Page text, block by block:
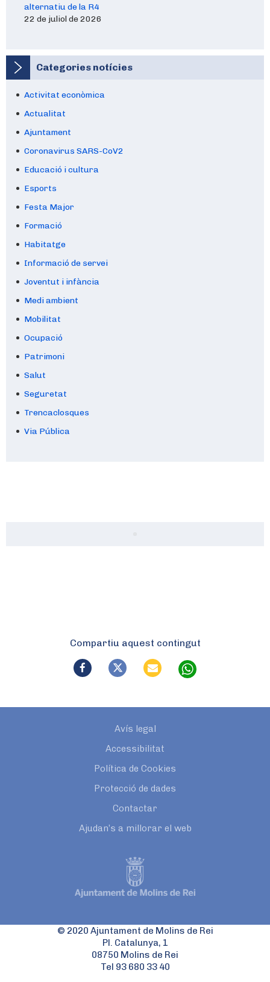
alternatiu de la R4
22 de juliol de 2026
Categories notícies
Activitat econòmica
Actualitat
Ajuntament
Coronavirus SARS-CoV2
Educació i cultura
Esports
Festa Major
Formació
Habitatge
Informació de servei
Joventut i infància
Medi ambient
Mobilitat
Ocupació
Patrimoni
Salut
Seguretat
Trencaclosques
Via Pública
Compartiu aquest contingut
Avís legal
Accessibilitat
Política de Cookies
Protecció de dades
Contactar
Ajudan’s a millorar el web
© 2020 Ajuntament de Molins de Rei
Pl. Catalunya, 1
08750 Molins de Rei
Tel 93 680 33 40